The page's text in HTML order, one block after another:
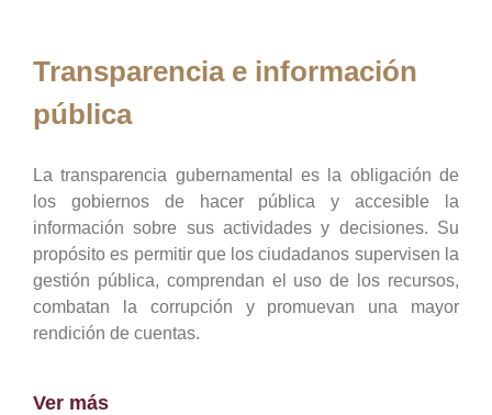
Transparencia e información
pública
La transparencia gubernamental es la obligación de
los gobiernos de hacer pública y accesible la
información sobre sus actividades y decisiones. Su
propósito es permitir que los ciudadanos supervisen la
gestión pública, comprendan el uso de los recursos,
combatan la corrupción y promuevan una mayor
rendición de cuentas.
Ver más